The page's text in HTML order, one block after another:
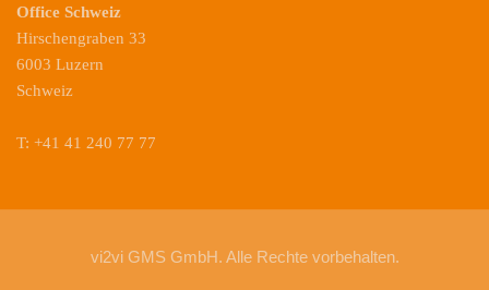
Office Schweiz
Hirschengraben 33
6003 Luzern
Schweiz
T: +41 41 240 77 77
vi2vi GMS GmbH. Alle Rechte vorbehalten.